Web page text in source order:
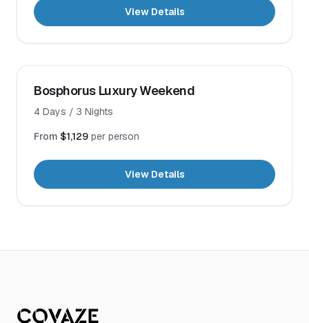
View Details
Bosphorus Luxury Weekend
4 Days / 3 Nights
From $1,129 per person
View Details